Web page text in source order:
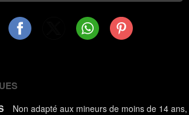
Facebook WhatsAppPinterest
Non adapté aux mineurs de moins de 14 ans